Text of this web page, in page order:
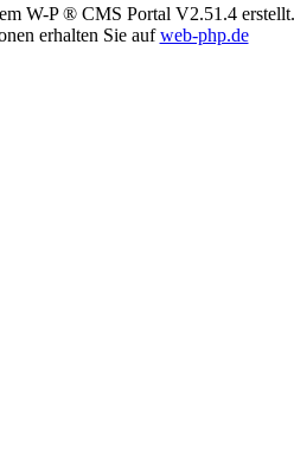
W-P ® CMS Portal V2.51.4 erstellt.
erhalten Sie aufweb-php.de